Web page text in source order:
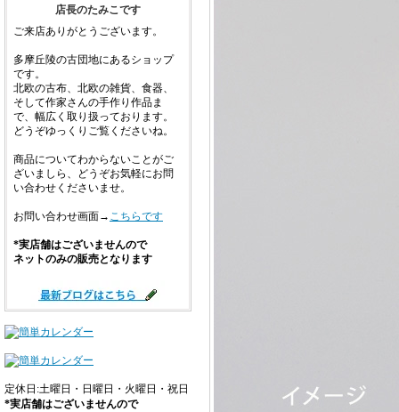
店長のたみこです
ご来店ありがとうございます。
多摩丘陵の古団地にあるショップ
です。
北欧の古布、北欧の雑貨、食器、
そして作家さんの手作り作品ま
で、幅広く取り扱っております。
どうぞゆっくりご覧くださいね。
商品についてわからないことがご
ざいましら、どうぞお気軽にお問
い合わせくださいませ。
お問い合わせ画面→ こちらです
*実店舗はございませんので
ネットのみの販売となります
定休日:土曜日・日曜日・火曜日・祝日
*実店舗はございませんので